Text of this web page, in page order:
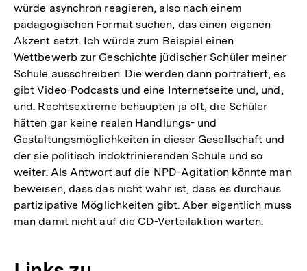
würde asynchron reagieren, also nach einem
pädagogischen Format suchen, das einen eigenen
Akzent setzt. Ich würde zum Beispiel einen
Wettbewerb zur Geschichte jüdischer Schüler meiner
Schule ausschreiben. Die werden dann porträtiert, es
gibt Video-Podcasts und eine Internetseite und, und,
und. Rechtsextreme behaupten ja oft, die Schüler
hätten gar keine realen Handlungs- und
Gestaltungsmöglichkeiten in dieser Gesellschaft und
der sie politisch indoktrinierenden Schule und so
weiter. Als Antwort auf die NPD-Agitation könnte man
beweisen, dass das nicht wahr ist, dass es durchaus
partizipative Möglichkeiten gibt. Aber eigentlich muss
man damit nicht auf die CD-Verteilaktion warten.